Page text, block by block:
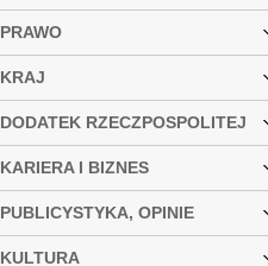
PRAWO
KRAJ
DODATEK RZECZPOSPOLITEJ
KARIERA I BIZNES
PUBLICYSTYKA, OPINIE
KULTURA